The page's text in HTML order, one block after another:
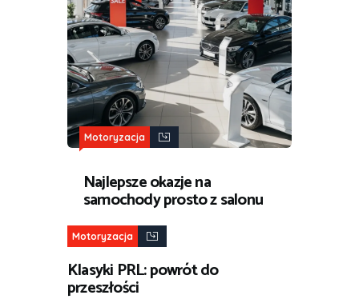
Motoryzacja
Najlepsze okazje na
samochody prosto z salonu
Motoryzacja
Klasyki PRL: powrót do
przeszłości